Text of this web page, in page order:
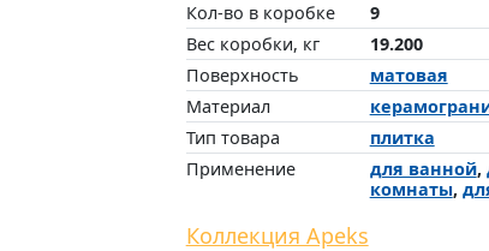
Кол-во в коробке
9
Вес коробки, кг
19.200
Поверхность
матовая
Материал
Тип товара
плитка
Применение
для ванной,
комнаты,
Коллекция Apeks